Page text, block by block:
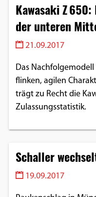
Kawasaki Z
der unteren
21.09.2017
Das
flinken, agilen
trägt zu Recht die
Zulassungsstatistik.
Schaller
19.09.2017